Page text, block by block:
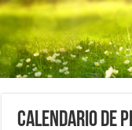
Calendario de